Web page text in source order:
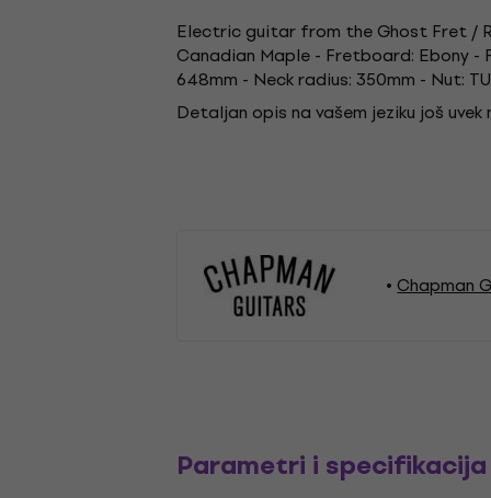
Electric guitar from the Ghost Fret /
Canadian Maple - Fretboard: Ebony -
648mm - Neck radius: 350mm - Nut:
Detaljan opis na vašem jeziku još uvek
Chapman
Parametri i specifikacija